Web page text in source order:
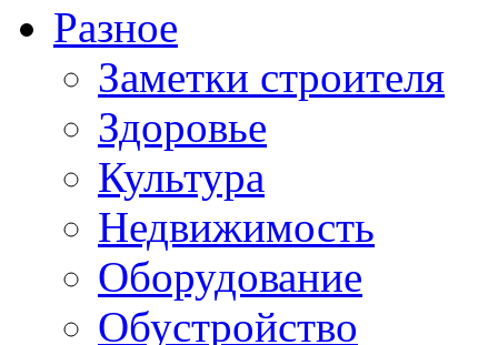
Разное
Заметки строителя
Здоровье
Культура
Недвижимость
Оборудование
Обустройство